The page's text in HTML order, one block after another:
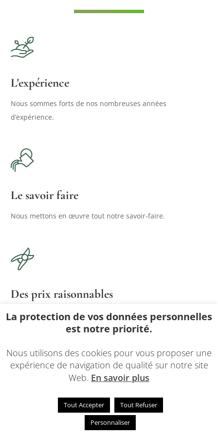
L'expérience
Nous sommes forts de nos nombreuses années
d’expérience.
Le savoir faire
Nous mettons en œuvre tout notre savoir-faire.
Des prix raisonnables
Nous proposons nos services à des prix abordables.
Nous assurons la qualité de notre travail fait « sur mesure
La protection de vos données personnelles
est notre priorité.
Nous utilisons des cookies pour vous proposer une
expérience de navigation de qualité sur notre site
Web. En savoir plus
Tout Accepter
Tout Refuser
Personnaliser